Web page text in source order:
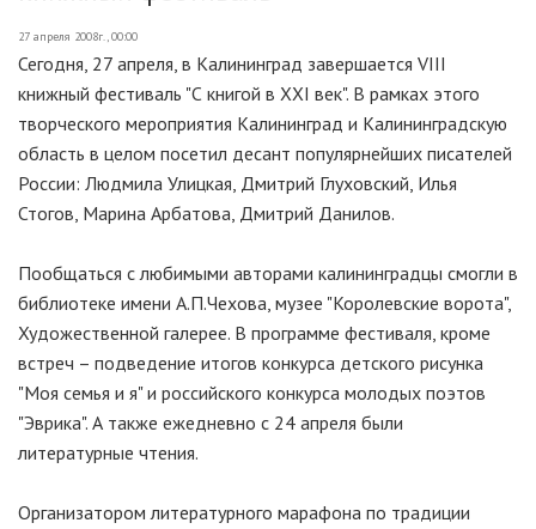
27 апреля 2008г., 00:00
Сегодня, 27 апреля, в Калининград завершается VIII
книжный фестиваль "С книгой в XXI век". В рамках этого
творческого мероприятия Калининград и Калининградскую
область в целом посетил десант популярнейших писателей
России: Людмила Улицкая, Дмитрий Глуховский, Илья
Стогов, Марина Арбатова, Дмитрий Данилов.
Пообщаться с любимыми авторами калининградцы смогли в
библиотеке имени А.П.Чехова, музее "Королевские ворота",
Художественной галерее. В программе фестиваля, кроме
встреч – подведение итогов конкурса детского рисунка
"Моя семья и я" и российского конкурса молодых поэтов
"Эврика". А также ежедневно с 24 апреля были
литературные чтения.
Организатором литературного марафона по традиции